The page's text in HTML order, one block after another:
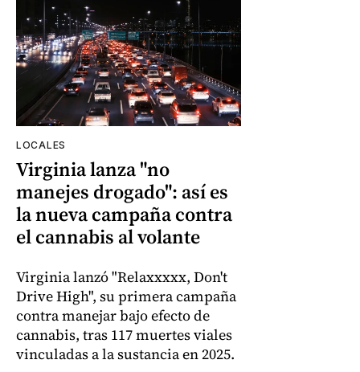
LOCALES
Virginia lanza "no
manejes drogado": así es
la nueva campaña contra
el cannabis al volante
Virginia lanzó "Relaxxxxx, Don't
Drive High", su primera campaña
contra manejar bajo efecto de
cannabis, tras 117 muertes viales
vinculadas a la sustancia en 2025.